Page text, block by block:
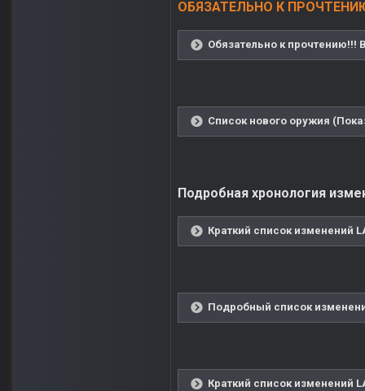
ОБЯЗАТЕЛЬНО К
Обязательно к
Список нового оружия
Подробная хронология
Краткий список изменений
Подробный список
Краткий список изменений